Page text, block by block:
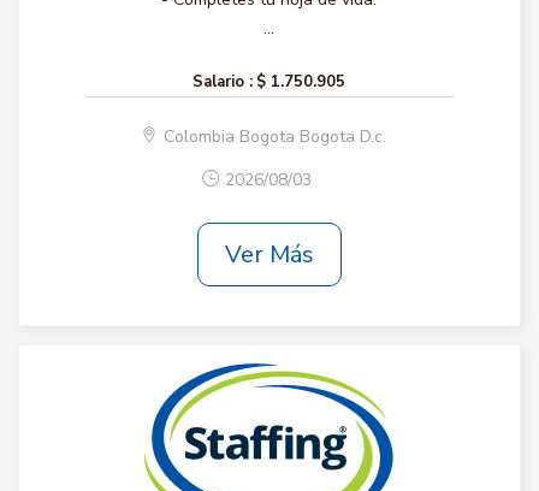
...
Salario : $ 1.750.905
Colombia Bogota Bogota D.c.
2026/08/03
Ver Más